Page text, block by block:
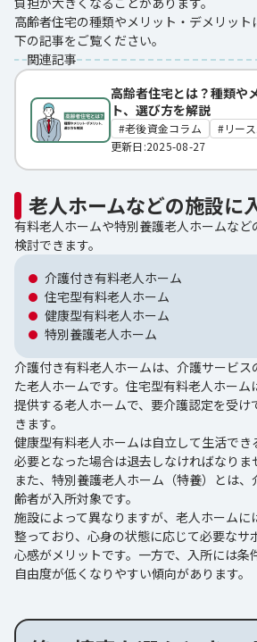
高齢者住宅の種類やメリット・デメリット
下の記事をご覧ください。
関連記事
高齢者住宅とは？種類や
ト、選び方を解説
老後資金コラム
リー
更新日:2025-08-27
老人ホームなどの施設に
有料老人ホームや特別養護老人ホームなど
検討できます。
介護付き有料老人ホーム
住宅型有料老人ホーム
健康型有料老人ホーム
特別養護老人ホーム
介護付き有料老人ホームは、介護サービ
た老人ホームです。住宅型有料老人ホーム
提供する老人ホームで、要介護認定を受け
きます。
健康型有料老人ホームは自立して生活でき
必要となった場合は退去しなければなりま
また、特別養護老人ホーム（特養）とは
齢者が入所対象です。
施設によって異なりますが、老人ホームに
整っており、心身の状態に応じて必要なサ
心感がメリットです。一方で、入所には条
自由度が低くなりやすい傾向があります。